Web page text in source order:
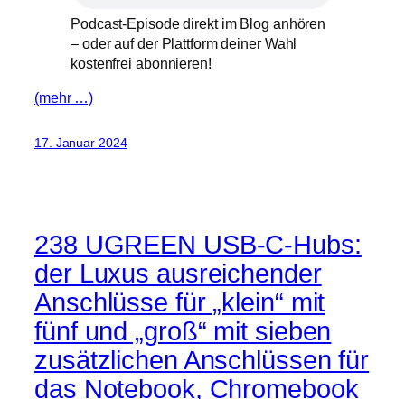
Podcast-Episode direkt im Blog anhören
– oder auf der Plattform deiner Wahl
kostenfrei abonnieren!
(mehr …)
17. Januar 2024
238 UGREEN USB-C-Hubs:
der Luxus ausreichender
Anschlüsse für „klein“ mit
fünf und „groß“ mit sieben
zusätzlichen Anschlüssen für
das Notebook, Chromebook